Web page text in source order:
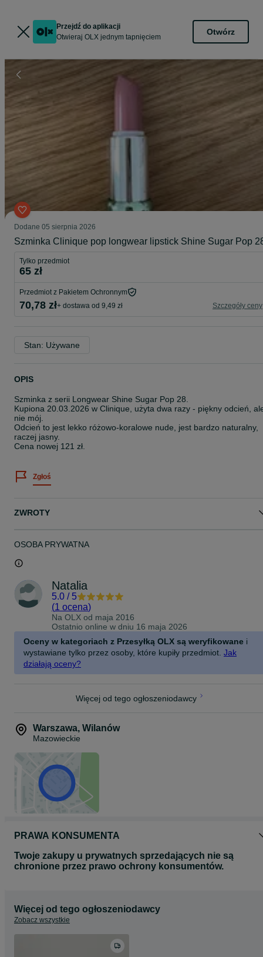
Przejdź do aplikacji
Otwieraj OLX jednym tapnięciem
Otwórz
Dodane 05 sierpnia 2026
Szminka Clinique pop longwear lipstick Shine Sugar Pop
Tylko przedmiot
65 zł
Przedmiot z Pakietem Ochronnym
70,78 zł+ dostawa od 9,49 zł Szczegóły ceny
Stan: Używane
OPIS
Szminka z serii Longwear Shine Sugar Pop 28.
Kupiona 20.03.2026 w Clinique, użyta dwa razy - piękny odcień,
nie mój.
Odcień to jest lekko różowo-koralowe nude, jest bardzo naturalny,
raczej jasny.
Cena nowej 121 zł.
Zgłoś
ZWROTY
OSOBA PRYWATNA
Natalia
5.0 / 5
(1 ocena)
Na OLX od maja 2016
Ostatnio online w dniu 16 maja 2026
Oceny w kategoriach z Przesyłką OLX są weryfikowane i
wystawiane tylko przez osoby, które kupiły przedmiot. Jak
działają oceny?
Więcej od tego ogłoszeniodawcy
Warszawa, Wilanów
Mazowieckie
PRAWA KONSUMENTA
Twoje zakupy u prywatnych sprzedających nie są
chronione przez prawo ochrony konsumentów.
Więcej od tego ogłoszeniodawcy
Zobacz wszystkie